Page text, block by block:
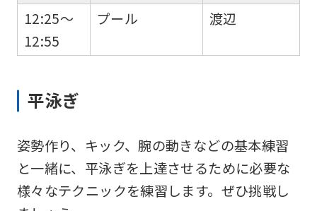
12:25～
12:55
プール
渡辺
平泳ぎ
姿勢作り、キック、腕の動きなどの基本練習
と一緒に、平泳ぎを上達させるために必要な
様々なテクニックを練習します。ぜひ挑戦し